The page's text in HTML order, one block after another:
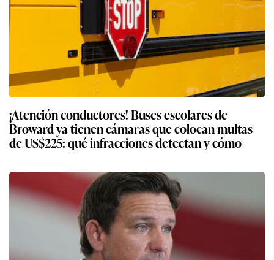
¡Atención conductores! Buses escolares de
Broward ya tienen cámaras que colocan multas
de US$225: qué infracciones detectan y cómo